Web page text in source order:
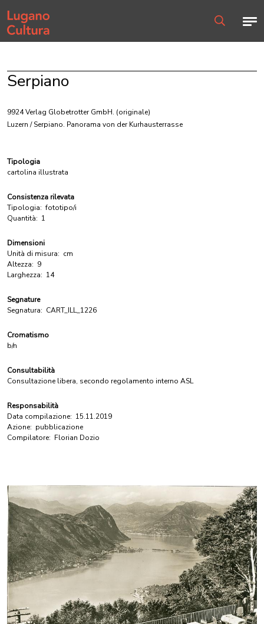
Home page
Serpiano
9924 Verlag Globetrotter GmbH. (originale)
Luzern / Serpiano. Panorama von der Kurhausterrasse
Tipologia
cartolina illustrata
Consistenza rilevata
Tipologia: fototipo/i
Quantità: 1
Dimensioni
Unità di misura: cm
Altezza: 9
Larghezza: 14
Segnature
Segnatura: CART_ILL_1226
Cromatismo
b/n
Consultabilità
Consultazione libera, secondo regolamento interno ASL
Responsabilità
Data compilazione: 15.11.2019
Azione: pubblicazione
Compilatore: Florian Dozio